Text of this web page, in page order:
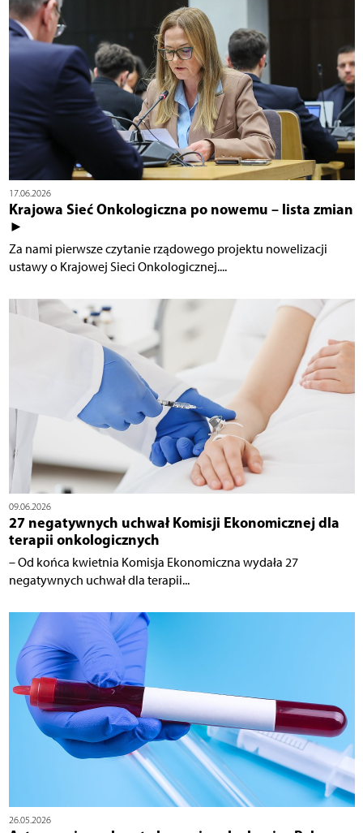
17.06.2026
Krajowa Sieć Onkologiczna po nowemu – lista zmian
►
Za nami pierwsze czytanie rządowego projektu nowelizacji
ustawy o Krajowej Sieci Onkologicznej....
09.06.2026
27 negatywnych uchwał Komisji Ekonomicznej dla
terapii onkologicznych
– Od końca kwietnia Komisja Ekonomiczna wydała 27
negatywnych uchwał dla terapii...
26.05.2026